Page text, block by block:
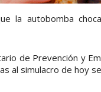
la autobomba
de Prevención y
al simulacro de hoy